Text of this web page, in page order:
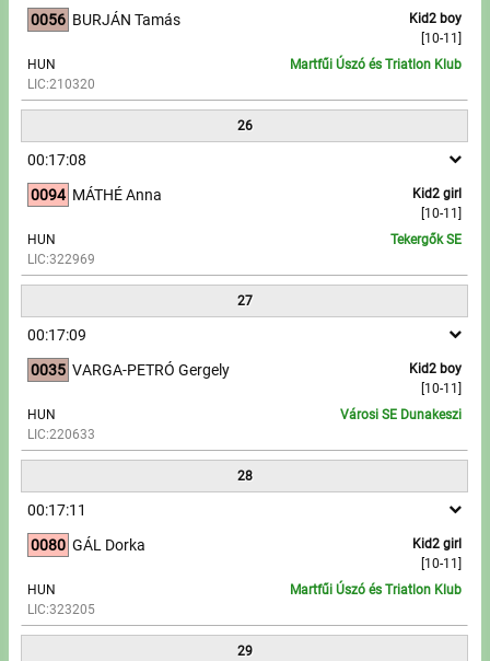
0056
Kid2 boy
[10-11]
BURJÁN Tamás
HUN
LIC:210320
Martfűi Úszó és Triatlon Klub
26
00:17:08
0094
Kid2 girl
[10-11]
MÁTHÉ Anna
HUN
LIC:322969
Tekergők SE
27
00:17:09
0035
Kid2 boy
[10-11]
VARGA-PETRÓ Gergely
HUN
LIC:220633
Városi SE Dunakeszi
28
00:17:11
0080
Kid2 girl
[10-11]
GÁL Dorka
HUN
LIC:323205
Martfűi Úszó és Triatlon Klub
29